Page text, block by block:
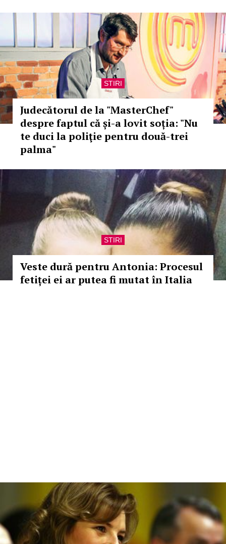
STIRI
Judecătorul de la "MasterChef"
despre faptul că și-a lovit soția: "Nu
te duci la poliţie pentru două-trei
palma"
STIRI
Veste dură pentru Antonia: Procesul
fetiței ei ar putea fi mutat în Italia